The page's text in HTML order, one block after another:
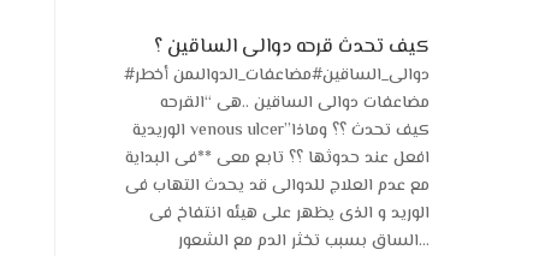
كيف تحدث قرحه دوالى الساقين ؟
#دوالى_الساقين#مضاعفات_الدوالىمن أخطر
مضاعفات دوالى الساقين ..هى “القرحه
الوريدية venous ulcer”كيف تحدث ؟؟ وماذا
افعل عند حدوثها ؟؟ تابع معى **فى البداية
مع عدم العلاج للدوالى قد يحدث التهاب فى
الوريد و الذى يظهر على هيئه انتفاخ فى
الساق بسبب تخثر الدم مع الشعور...